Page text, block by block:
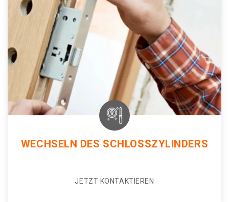
WECHSELN DES SCHLOSSZYLINDERS
JETZT KONTAKTIEREN